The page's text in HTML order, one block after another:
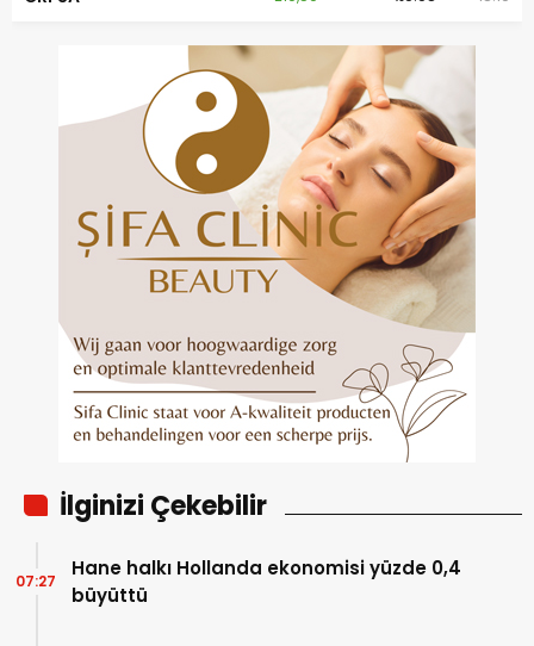
İlginizi Çekebilir
Hane halkı Hollanda ekonomisi yüzde 0,4
büyüttü
07:27